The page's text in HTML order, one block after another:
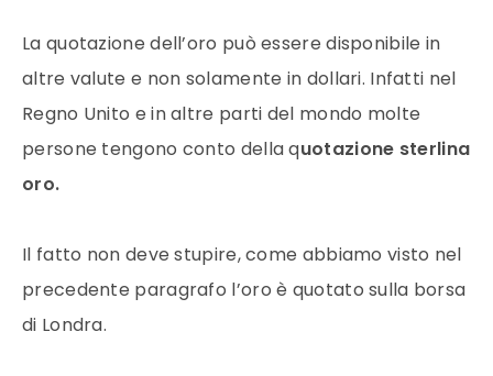
La quotazione dell’oro può essere disponibile in
altre valute e non solamente in dollari. Infatti nel
Regno Unito e in altre parti del mondo molte
persone tengono conto della quotazione sterlina
oro.
Il fatto non deve stupire, come abbiamo visto nel
precedente paragrafo l’oro è quotato sulla borsa
di Londra.